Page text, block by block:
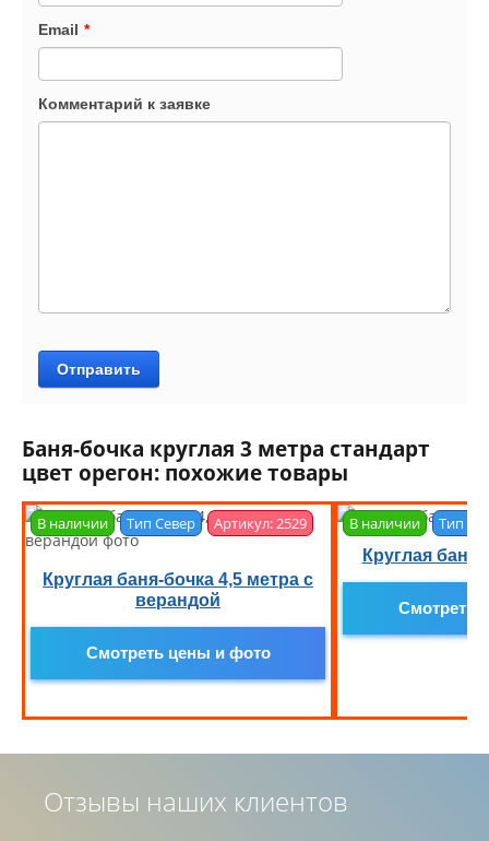
Email *
Комментарий к заявке
Отправить
Баня-бочка круглая 3 метра стандарт
цвет орегон: похожие товары
В наличии Тип Север Артикул: 2529
Круглая баня-бочка 4,5 метра с
верандой
Смотреть цены и фото
В наличии Тип
Круглая
Смотреть
Отзывы наших клиентов